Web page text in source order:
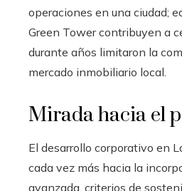
operaciones en una ciudad;
Green Tower contribuyen a
durante años limitaron la
mercado inmobiliario local.
Mirada hacia el
El desarrollo corporativo en
cada vez más hacia la
avanzada, criterios de